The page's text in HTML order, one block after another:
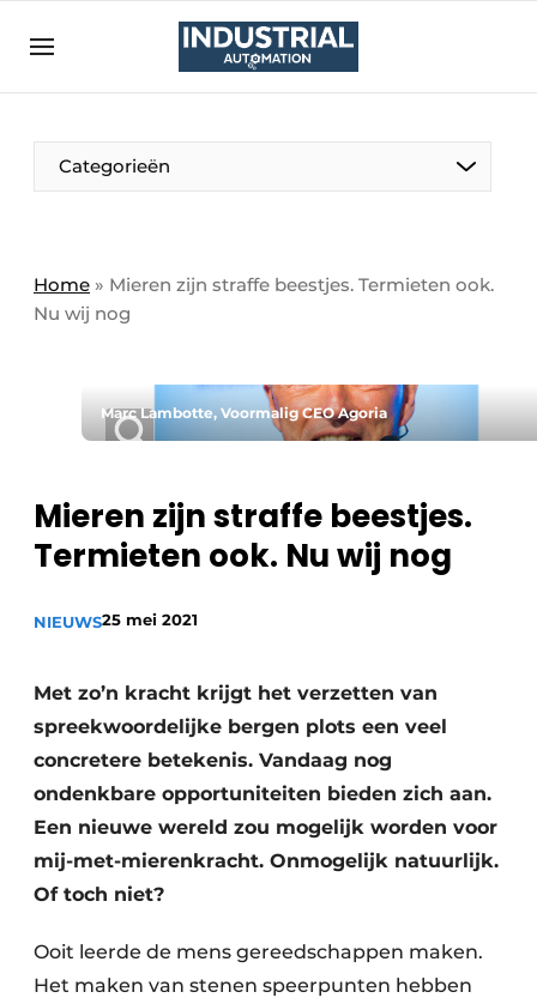
Aanmelden
Bedrijven
Bedrijven
Direct contact
Eigen content aanleveren
Meest gelezen
Podcasts
Privacy / Cookie statement
Video’s
Categorieën
Home » Mieren zijn straffe beestjes. Termieten ook.
Nu wij nog
Marc Lambotte, Voormalig CEO Agoria
Mieren zijn straffe beestjes.
Termieten ook. Nu wij nog
NIEUWS25 mei 2021
Met zo’n kracht krijgt het verzetten van
spreekwoordelijke bergen plots een veel
concretere betekenis. Vandaag nog
ondenkbare opportuniteiten bieden zich aan.
Een nieuwe wereld zou mogelijk worden voor
mij-met-mierenkracht. Onmogelijk natuurlijk.
Of toch niet?
Ooit leerde de mens gereedschappen maken.
Het maken van stenen speerpunten hebben